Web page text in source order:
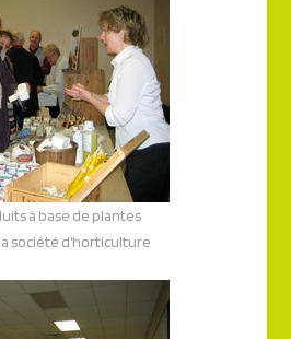
à base de plantes
société d’horticulture